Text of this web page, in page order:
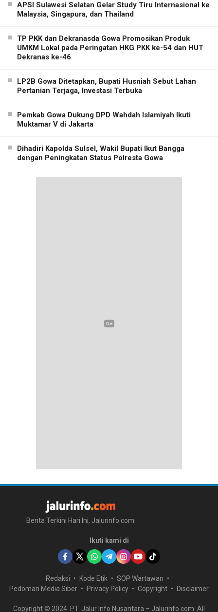
APSI Sulawesi Selatan Gelar Study Tiru Internasional ke
Malaysia, Singapura, dan Thailand
TP PKK dan Dekranasda Gowa Promosikan Produk
UMKM Lokal pada Peringatan HKG PKK ke-54 dan HUT
Dekranas ke-46
LP2B Gowa Ditetapkan, Bupati Husniah Sebut Lahan
Pertanian Terjaga, Investasi Terbuka
Pemkab Gowa Dukung DPD Wahdah Islamiyah Ikuti
Muktamar V di Jakarta
Dihadiri Kapolda Sulsel, Wakil Bupati Ikut Bangga
dengan Peningkatan Status Polresta Gowa
Berita Terkini Hari Ini, Jalurinfo.com
Ikuti kami di
Redaksi Kode Etik
SOP Wartawan
Pedoman Media Siber
Privacy Policy Copyright Disclaimer
Copyright © 2024. PT. Jalur Info Nusantara – Jalurinfo.com. All